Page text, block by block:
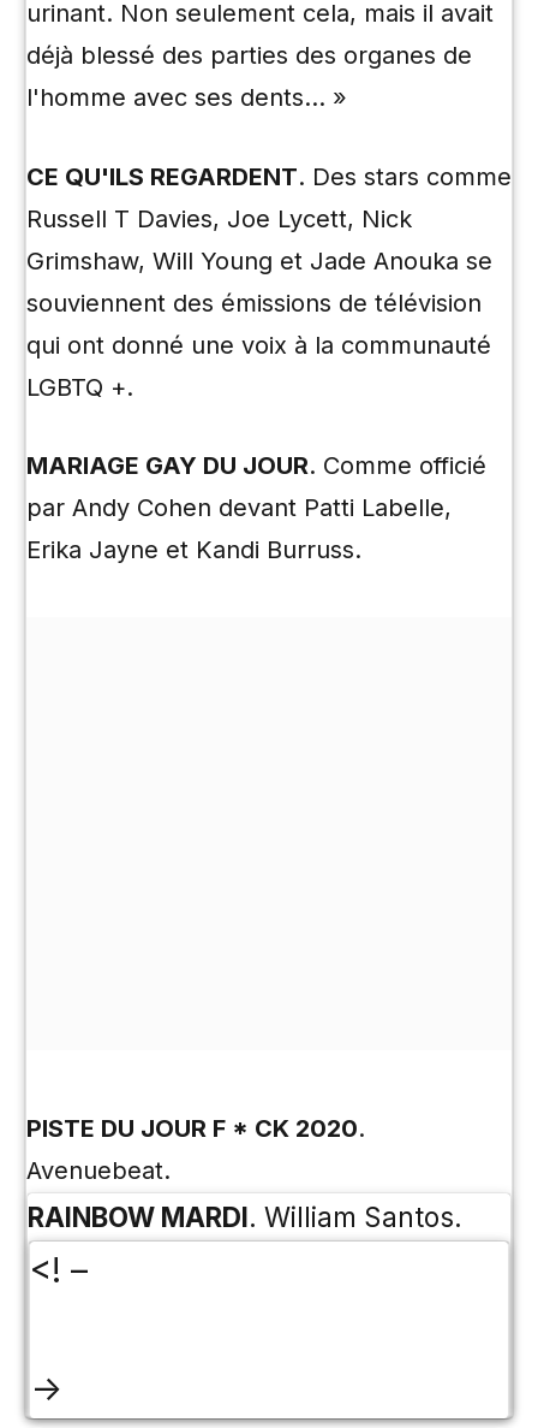
urinant. Non seulement cela, mais il avait
déjà blessé des parties des organes de
l'homme avec ses dents… »
CE QU'ILS REGARDENT. Des stars comme
Russell T Davies, Joe Lycett, Nick
Grimshaw, Will Young et Jade Anouka se
souviennent des émissions de télévision
qui ont donné une voix à la communauté
LGBTQ +.
MARIAGE GAY DU JOUR. Comme officié
par Andy Cohen devant Patti Labelle,
Erika Jayne et Kandi Burruss.
PISTE DU JOUR F * CK 2020.
Avenuebeat.
RAINBOW MARDI. William Santos.
<! –
->